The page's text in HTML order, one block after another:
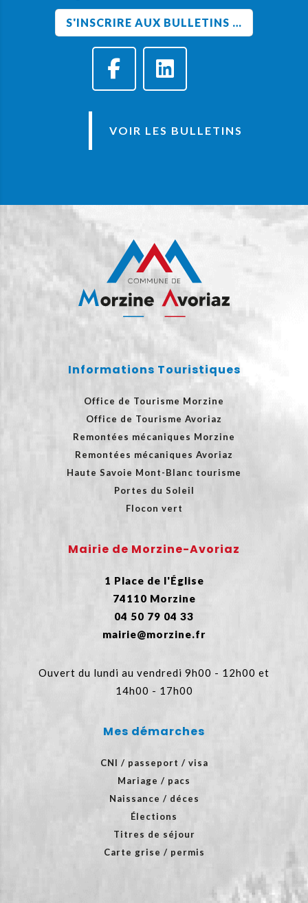
VOIR LES BULLETINS
Informations Touristiques
Office de Tourisme Morzine
Office de Tourisme Avoriaz
Remontées mécaniques Morzine
Remontées mécaniques Avoriaz
Haute Savoie Mont-Blanc tourisme
Portes du Soleil
Flocon vert
Mairie de Morzine-Avoriaz
1 Place de l'Église
74110 Morzine
04 50 79 04 33
mairie@morzine.fr
Ouvert du lundi au vendredi 9h00 - 12h00 et
14h00 - 17h00
Mes démarches
CNI / passeport / visa
Mariage / pacs
Naissance / déces
Élections
Titres de séjour
Carte grise / permis